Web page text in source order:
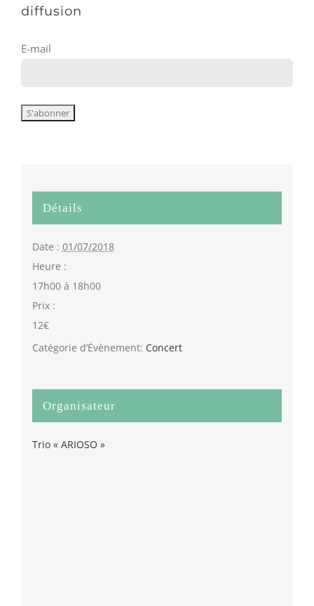
diffusion
E-mail
Détails
Date : 01/07/2018
Heure :
17h00 à 18h00
Prix :
12€
Catégorie d’Évènement: Concert
Organisateur
Trio « ARIOSO »